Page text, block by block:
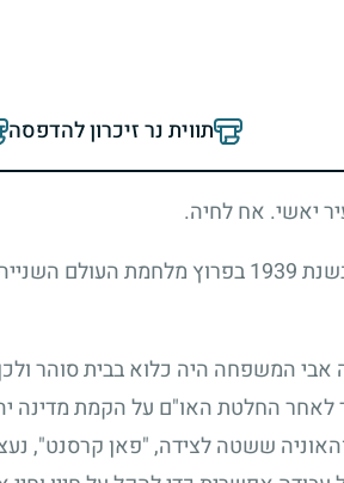
תווית נר זיכרון להדפסה
יאשי. אח לחיה.
צבי, ילד אהוב, חכם ושובב, גדל כנסיך בבית הוריו. התחנך ברומניה, אך
אך לצערה אבי המשפחה היה כלוא בבית
עם עליית הנוער. בדצמבר 1947, כאשר מיד לאחר החלטת האו"ם
ששטה לצידה, "פאן קרסנט",